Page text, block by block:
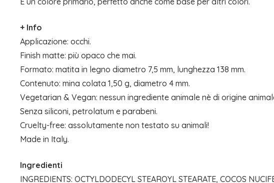
+ Info
Applicazione: occhi.
Finish matte: più opaco che mai.
Formato: matita in legno diametro 7,5 mm, lunghezza 138 mm.
Contenuto: mina colata 1,50 g, diametro 4 mm.
Vegetarian & Vegan: nessun ingrediente animale nè di origine
Senza siliconi, petrolatum e parabeni.
Cruelty-free: assolutamente non testato su animali!
Made in Italy.
Ingredienti
INGREDIENTS: OCTYLDODECYL STEAROYL STEARATE, COCOS